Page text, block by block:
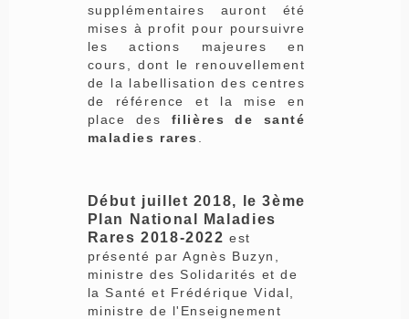
supplémentaires auront été
mises à profit pour poursuivre
les actions majeures en
cours, dont le renouvellement
de la labellisation des centres
de référence et la mise en
place des filières de santé
maladies rares
Début juillet 2018, le 3ème
Plan National Maladies
Rares 2018-2022 est
présenté par Agnès Buzyn,
ministre des Solidarités et de
la Santé et Frédérique Vidal,
ministre de l'Enseignement